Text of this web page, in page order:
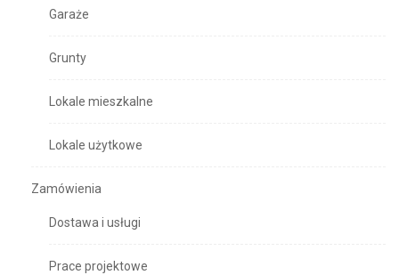
Garaże
Grunty
Lokale mieszkalne
Lokale użytkowe
Zamówienia
Dostawa i usługi
Prace projektowe